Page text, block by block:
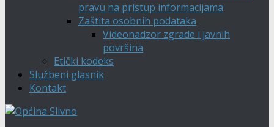
pravu na pristup informacijama
Zaštita osobnih podataka
Videonadzor zgrade i javnih
površina
Etički kodeks
Službeni glasnik
Kontakt